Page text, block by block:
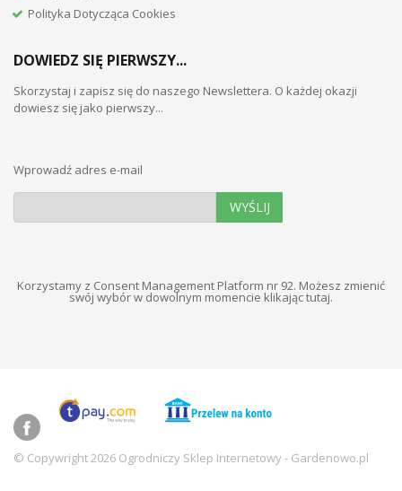
Polityka Dotycząca Cookies
DOWIEDZ SIĘ PIERWSZY...
Skorzystaj i zapisz się do naszego Newslettera. O każdej okazji
dowiesz się jako pierwszy...
Wprowadź adres e-mail
WYŚLIJ
Korzystamy z Consent Management Platform nr 92. Możesz zmienić
swój wybór w dowolnym momencie klikając tutaj.
© Copywright 2026 Ogrodniczy Sklep Internetowy - Gardenowo.pl